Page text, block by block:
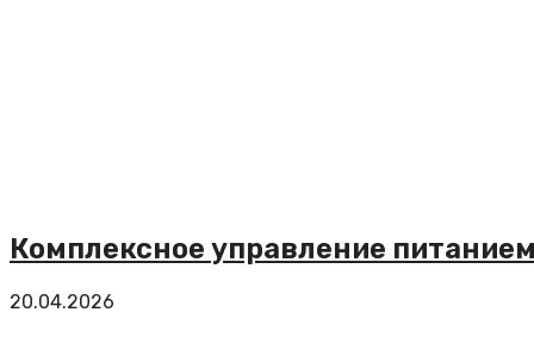
Комплексное управление
20.04.2026